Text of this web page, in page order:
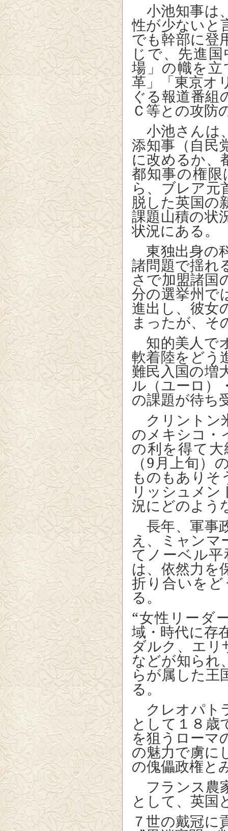
小池知事は
性が少ないと
でも幹部に登
じで、先進
場」の幟を
革」「東京オ
ぐる報道番組
Ｃ等との攻防
小池さんは
添知事（自民
に改めるか、
都知事の権
ら、ブレア元
脱した英国の
課題山積の状
状況にある。
東独出身の
諸問題で揺れ
さで加盟諸国
分の選挙州で
進出し、彼女
まったが、そ
知的美人で
軟着陸をどう
難民入国の増
ル（ユーロ）
の課題が待ち
クリントン
のメキシコ・
の利を得て
（9月上旬）
ものもありそ
リッシュメン
況にどのよう
長年、軍事
え、ミャンマ
てノーベル平
は、依然力を
折り合いを
る。
“女性リーダ
域・時代に存
ダルク、エリ
などが知られ
らが属した王
る。
クレオパト
として１８歳
を狙うローマ
の魅力で虜に
の傀儡政権と
フランス農
として、英国
７世の戴冠に